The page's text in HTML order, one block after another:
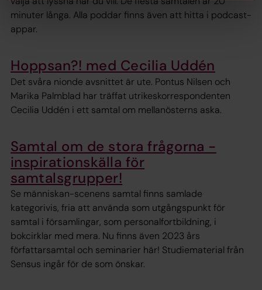
minuter långa. Alla poddar finns även att hitta i podcast-
appar.
Hoppsan?! med Cecilia Uddén
Det svåra nionde avsnittet är ute. Pontus Nilsen och
Marika Palmblad har träffat utrikeskorrespondenten
Cecilia Uddén i ett samtal om mellanösterns aska.
Samtal om de stora frågorna -
inspirationskälla för
samtalsgrupper!
Se människan-scenens samtal finns samlade
kategorivis, fria att använda som utgångspunkt för
samtal i församlingar, som personalfortbildning, i
bokcirklar med mera. Nu finns även 2023 års
författarsamtal och seminarier här! Studiematerial från
Sensus ingår för de som önskar.